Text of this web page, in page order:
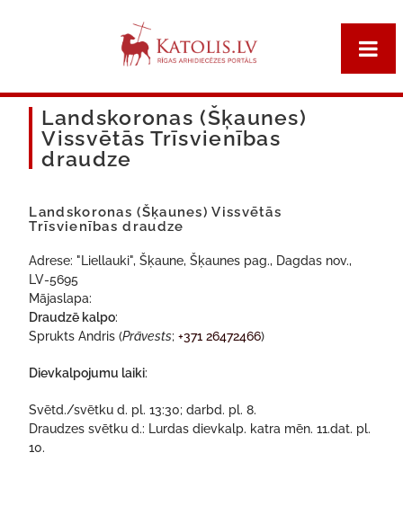
Landskoronas (Šķaunes)
Vissvētās Trīsvienības
draudze
Landskoronas (Šķaunes) Vissvētās
Trīsvienības draudze
Adrese: "Liellauki", Šķaune, Šķaunes pag., Dagdas nov.,
LV-5695
Mājaslapa:
Draudzē kalpo:
Sprukts Andris (Prāvests;+371 26472466)
Dievkalpojumu laiki:
Svētd./svētku d. pl. 13:30; darbd. pl. 8.
Draudzes svētku d.: Lurdas dievkalp. katra mēn. 11.dat. pl.
10.